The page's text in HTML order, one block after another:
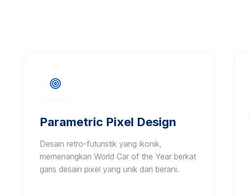
Parametric Pixel Design
Desain retro-futuristik yang ikonik,
memenangkan World Car of the Year berkat
garis desain pixel yang unik dan berani.